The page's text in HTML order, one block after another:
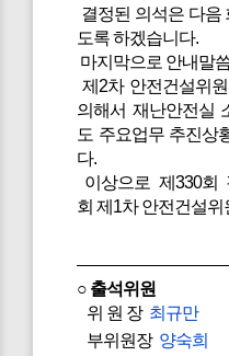
결정된 의석은 다음
도록 하겠습니다.
마지막으로 안내말
제2차 안전건설위
의해서 재난안전실
도 주요업무 추진상
다.
이상으로 제330회
회 제1차 안전건설
○ 출석위원
위 원 장 최규만
부위원장 양숙희